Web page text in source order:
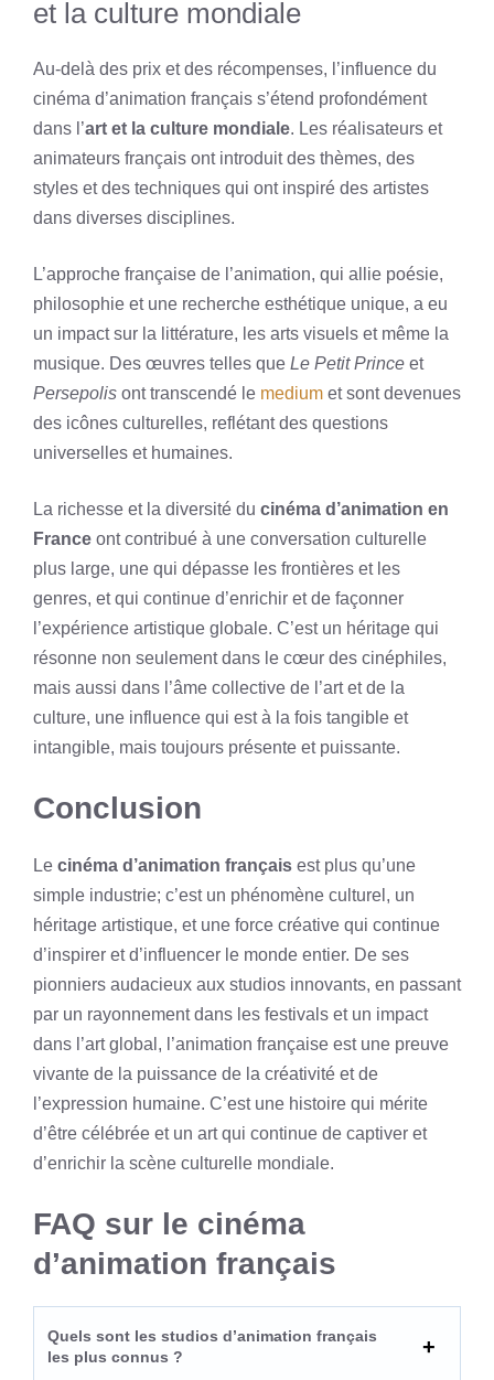
et la culture mondiale
Au-delà des prix et des récompenses, l’influence du
cinéma d’animation français s’étend profondément
dans l’art et la culture mondiale. Les réalisateurs et
animateurs français ont introduit des thèmes, des
styles et des techniques qui ont inspiré des artistes
dans diverses disciplines.
L’approche française de l’animation, qui allie poésie,
philosophie et une recherche esthétique unique, a eu
un impact sur la littérature, les arts visuels et même la
musique. Des œuvres telles que Le Petit Prince et
Persepolis ont transcendé le medium et sont devenues
des icônes culturelles, reflétant des questions
universelles et humaines.
La richesse et la diversité du cinéma d’animation en
France ont contribué à une conversation culturelle
plus large, une qui dépasse les frontières et les
genres, et qui continue d’enrichir et de façonner
l’expérience artistique globale. C’est un héritage qui
résonne non seulement dans le cœur des cinéphiles,
mais aussi dans l’âme collective de l’art et de la
culture, une influence qui est à la fois tangible et
intangible, mais toujours présente et puissante.
Conclusion
Le cinéma d’animation français est plus qu’une
simple industrie; c’est un phénomène culturel, un
héritage artistique, et une force créative qui continue
d’inspirer et d’influencer le monde entier. De ses
pionniers audacieux aux studios innovants, en passant
par un rayonnement dans les festivals et un impact
dans l’art global, l’animation française est une preuve
vivante de la puissance de la créativité et de
l’expression humaine. C’est une histoire qui mérite
d’être célébrée et un art qui continue de captiver et
d’enrichir la scène culturelle mondiale.
FAQ sur le cinéma
d’animation français
Quels sont les studios d’animation français
les plus connus ?